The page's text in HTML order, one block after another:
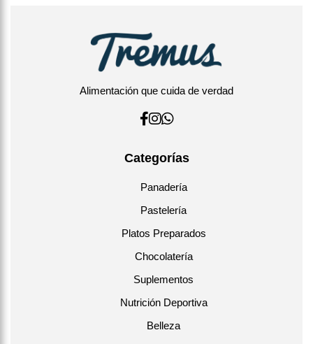
Alimentación que cuida de verdad
Categorías
Panadería
Pastelería
Platos Preparados
Chocolatería
Suplementos
Nutrición Deportiva
Belleza